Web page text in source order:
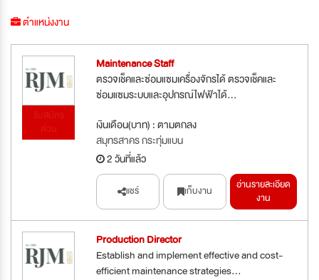
ตำแหน่งงาน
รับสมัคร
ด่วน
Maintenance Staff
ตรวจเช็คและซ่อมแซมเครื่องจักรได้ ตรวจเช็คและ
ซ่อมแซมระบบและอุปกรณ์ไฟฟ้าได้...
เงินเดือน(บาท) : ตามตกลง
สมุทรสาคร กระทุ่มแบน
2 วันที่แล้ว
แชร์ เก็บงาน
อ่านรายละเอียด
งาน
Production Director
Establish and implement effective and cost-
efficient maintenance strategies...